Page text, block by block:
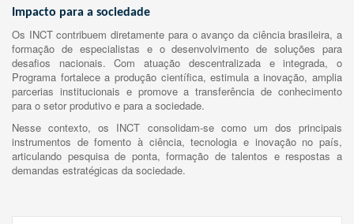
Impacto para a sociedade
Os INCT contribuem diretamente para o avanço da ciência brasileira, a
formação de especialistas e o desenvolvimento de soluções para
desafios nacionais. Com atuação descentralizada e integrada, o
Programa fortalece a produção científica, estimula a inovação, amplia
parcerias institucionais e promove a transferência de conhecimento
para o setor produtivo e para a sociedade.
Nesse contexto, os INCT consolidam-se como um dos principais
instrumentos de fomento à ciência, tecnologia e inovação no país,
articulando pesquisa de ponta, formação de talentos e respostas a
demandas estratégicas da sociedade.